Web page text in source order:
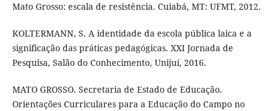
Mato Grosso: escala de resistência. Cuiabá, MT: UFMT, 2012.
KOLTERMANN, S. A identidade da escola pública laica e a
significação das práticas pedagógicas. XXI Jornada de
Pesquisa, Salão do Conhecimento, Unijuí, 2016.
MATO GROSSO. Secretaria de Estado de Educação.
Orientações Curriculares para a Educação do Campo no